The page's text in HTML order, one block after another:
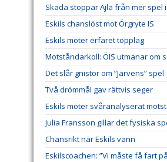
Skada stoppar Ajla från mer spel
Eskils chanslöst mot Örgryte IS
Eskils möter erfaret topplag
Motståndarkoll: ÖIS utmanar om
Det slår gnistor om ”Järvens” spel
Två drömmål gav rättvis seger
Eskils möter svåranalyserat
Julia Fransson gillar det fysiska
Chansrikt när Eskils vann
Eskilscoachen: ”Vi måste få fart